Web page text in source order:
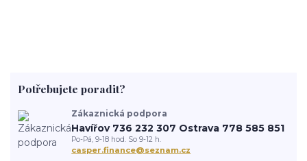
Potřebujete poradit?
Zákaznická podpora
Havířov 736 232 307 Ostrava 778 585 851
Po-Pá, 9-18 hod. So 9-12 h.
casper.finance@seznam.cz